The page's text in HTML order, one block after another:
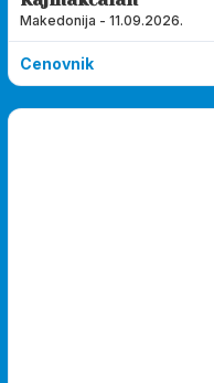
Makedonija - 11.09.2026.
Cenovnik